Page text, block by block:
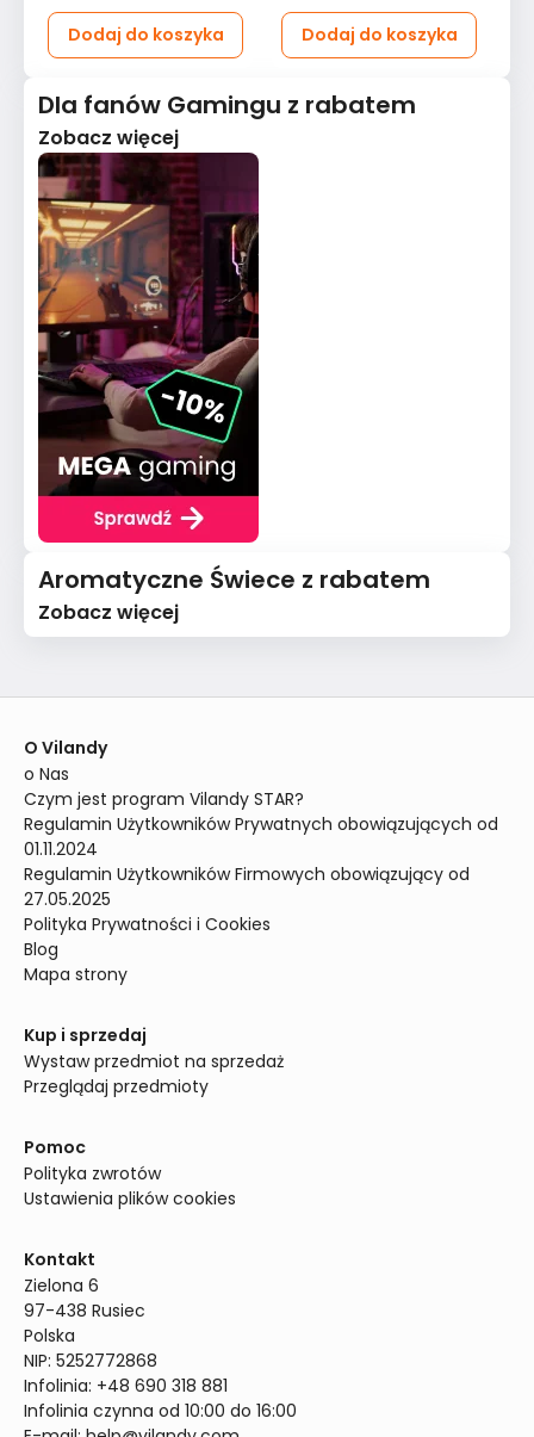
Dodaj do koszyka Dodaj do koszyka
Dla fanów Gamingu z rabatem
Zobacz więcej
Aromatyczne Świece z rabatem
Zobacz więcej
O Vilandy
o Nas
Czym jest program Vilandy STAR?
Regulamin Użytkowników Prywatnych obowiązujących od
01.11.2024
Regulamin Użytkowników Firmowych obowiązujący od
27.05.2025
Polityka Prywatności i Cookies
Blog
Mapa strony
Kup i sprzedaj
Wystaw przedmiot na sprzedaż
Przeglądaj przedmioty
Pomoc
Polityka zwrotów
Ustawienia plików cookies
Kontakt
Zielona 6
97-438 Rusiec
Polska
NIP: 5252772868
Infolinia: +48 690 318 881
Infolinia czynna od 10:00 do 16:00